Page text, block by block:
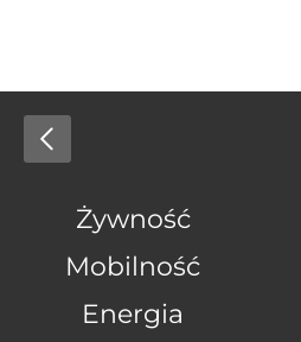
Żywność
Mobilność
Energia